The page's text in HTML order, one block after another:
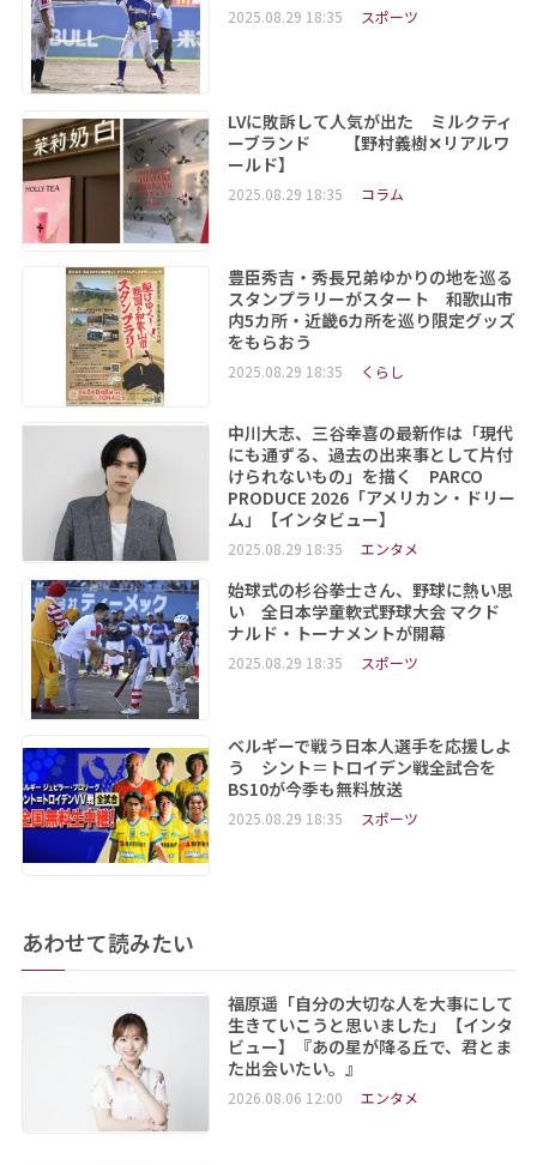
2025.08.29 18:35 スポーツ
LVに敗訴して人気が出た ミルクティ
ーブランド 【野村義樹✕リアルワ
ールド】
2025.08.29 18:35 コラム
豊臣秀吉・秀長兄弟ゆかりの地を巡る
スタンプラリーがスタート 和歌山市
内5カ所・近畿6カ所を巡り限定グッズ
をもらおう
2025.08.29 18:35 くらし
中川大志、三谷幸喜の最新作は「現代
にも通ずる、過去の出来事として片付
けられないもの」を描く PARCO
PRODUCE 2026「アメリカン・ドリー
ム」【インタビュー】
2025.08.29 18:35 エンタメ
始球式の杉谷拳士さん、野球に熱い思
い 全日本学童軟式野球大会 マクド
ナルド・トーナメントが開幕
2025.08.29 18:35 スポーツ
ベルギーで戦う日本人選手を応援しよ
う シント＝トロイデン戦全試合を
BS10が今季も無料放送
2025.08.29 18:35 スポーツ
あわせて読みたい
福原遥「自分の大切な人を大事にして
生きていこうと思いました」【インタ
ビュー】『あの星が降る丘で、君とま
た出会いたい。』
2026.08.06 12:00 エンタメ